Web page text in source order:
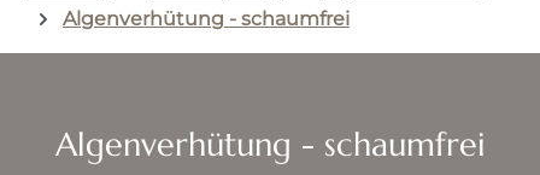
Algenverhütung - schaumfrei
Algenverhütung - schaumfrei